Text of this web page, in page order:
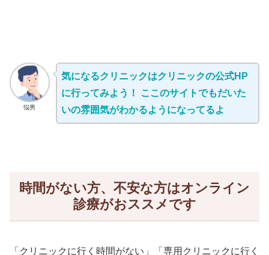
悩男
気になるクリニックはクリニックの公式HP
に行ってみよう！ ここのサイトでもだいた
いの雰囲気がわかるようになってるよ
時間がない方、不安な方はオンライン
診療がおススメです
「クリニックに行く時間がない」「専用クリニックに行く